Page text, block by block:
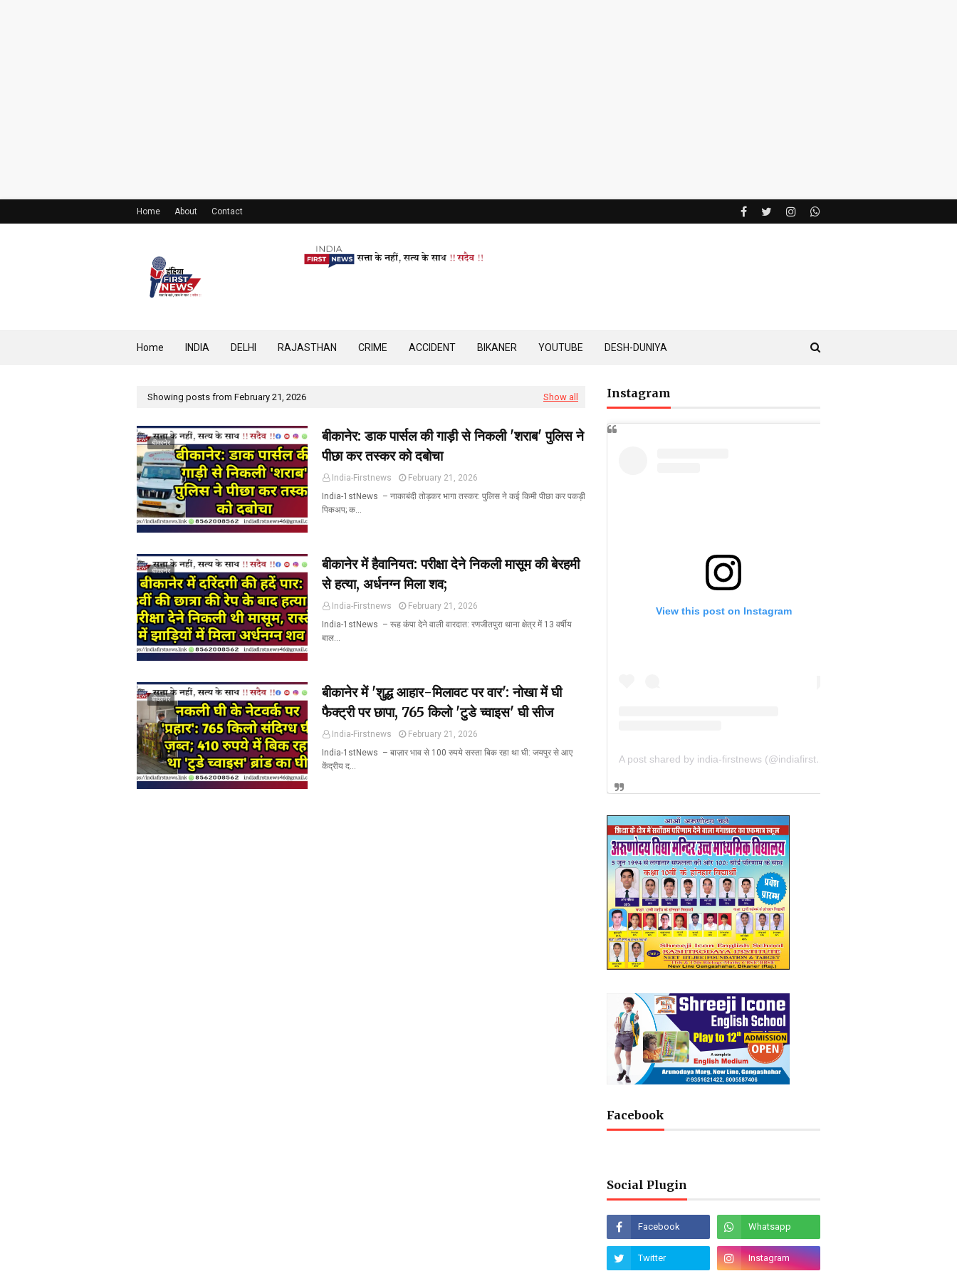
Home About Contact
Home INDIA DELHI RAJASTHAN CRIME ACCIDENT BIKANER YOUTUBE DESH-DUNIYA
Showing posts from February 21, 2026 Show all
बीकानेर
बीकानेर: डाक पार्सल की गाड़ी से निकली 'शराब' पुलिस ने
पीछा कर तस्कर को दबोचा
India-Firstnews
February 21, 2026
India-1stNews ​ – नाकाबंदी तोड़कर भागा तस्कर: पुलिस ने कई किमी पीछा कर पकड़ी
पिकअप; क…
बीकानेर
बीकानेर में हैवानियत: परीक्षा देने निकली मासूम की बेरहमी
से हत्या, अर्धनग्न मिला शव;
India-Firstnews
February 21, 2026
India-1stNews ​ – रूह कंपा देने वाली वारदात: रणजीतपुरा थाना क्षेत्र में 13 वर्षीय
बाल…
बीकानेर
बीकानेर में 'शुद्ध आहार-मिलावट पर वार': नोखा में घी
फैक्ट्री पर छापा, 765 किलो 'टुडे च्वाइस' घी सीज
India-Firstnews
February 21, 2026
India-1stNews ​ – बाज़ार भाव से 100 रुपये सस्ता बिक रहा था घी: जयपुर से आए
केंद्रीय द…
Instagram
View this post on Instagram
A post shared by india-firstnews (@indiafirstnewsbkn)
Facebook
Social Plugin